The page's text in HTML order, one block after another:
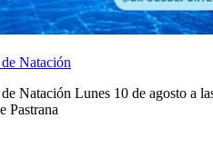
Natación
Natación Lunes 10 de agosto a
Pastrana